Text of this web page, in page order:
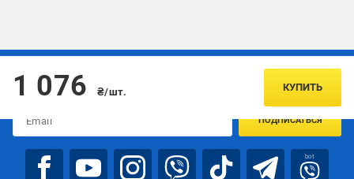
1 076 ₴/шт. КУПИТЬ
Подписывайтесь, чтобы узнавать первым об акцияx и
ПОДПИСАТЬСЯ
bot